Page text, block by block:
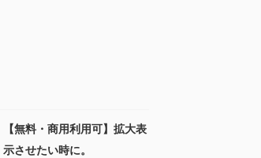
【無料・商用利用可】拡大表
示させたい時に。